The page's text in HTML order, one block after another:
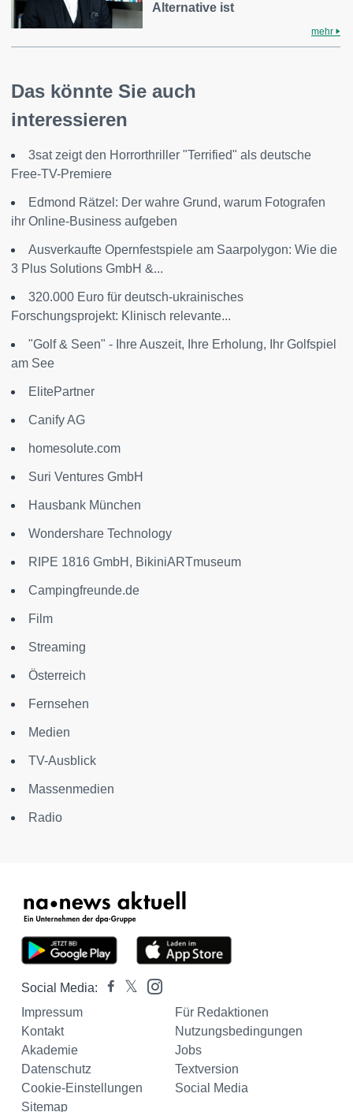
Alternative ist
mehr
Das könnte Sie auch
interessieren
3sat zeigt den Horrorthriller "Terrified" als deutsche
Free-TV-Premiere
Edmond Rätzel: Der wahre Grund, warum Fotografen
ihr Online-Business aufgeben
Ausverkaufte Opernfestspiele am Saarpolygon: Wie die
3 Plus Solutions GmbH &...
320.000 Euro für deutsch-ukrainisches
Forschungsprojekt: Klinisch relevante...
"Golf & Seen" - Ihre Auszeit, Ihre Erholung, Ihr Golfspiel
am See
ElitePartner
Canify AG
homesolute.com
Suri Ventures GmbH
Hausbank München
Wondershare Technology
RIPE 1816 GmbH, BikiniARTmuseum
Campingfreunde.de
Film
Streaming
Österreich
Fernsehen
Medien
TV-Ausblick
Massenmedien
Radio
Social Media:
Impressum
Für Redaktionen
Kontakt
Nutzungsbedingungen
Akademie
Jobs
Datenschutz
Textversion
Cookie-Einstellungen
Social Media
Sitemap